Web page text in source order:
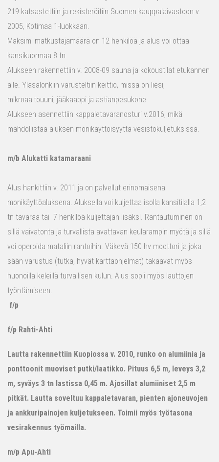
219 katsastettiin ja rekisteröitiin Suomen kauppalaivastoon v.
2005, Kotimaa 1-luokkaan.
Maksimi matkustajamäärä on 12 henkilöä ja alus voi ottaa
kansikuormaa 8 tn.
Alukseen rakennettiin v. 2008-09 sauna ja kokoustilat etukannen
alle. Yläsalonkiin varusteltiin keittiö, missä on liesi,
mikroaaltouuni, jääkaappi ja astianpesukone.
Alukseen asennettiin kappaletavaranosturi v.2016, mikä
mahdollistaa aluksen monikäyttöisyyttä vesistökuljetuksissa.
m/b Alukatti katamaraani
Alus hankittiin v. 2011 ja on palvellut erinomaisena
monikäyttöaluksena. Aluksella voi kuljettaa isolla kansitilalla 1,2
tn tavaraa tai 7 henkilöä kuljettajan lisäksi. Rantautuminen on
sillä vaivatonta ja turvallista avattavan keularampin myötä ja sillä
voi operoida mataliin rantoihin. Väkevä 150 hv moottori ja joka
sään varustus (tutka, hyvät karttaohjelmat) takaavat myös
huonoilla keleillä turvallisen kulun. Alus sopii myös lauttojen
työntämiseen.
f/p
f/p Rahti-Ahti
Lautta rakennettiin Kuopiossa v. 2010, runko on alumiinia ja
ponttoonit muoviset putki/laatikko. Pituus 6,5 m, leveys 3,2
m, syväys 3 tn lastissa 0,45 m. Ajosillat alumiiniset 2,5 m
pitkät. Lautta soveltuu kappaletavaran, pienten ajoneuvojen
ja ankkuripainojen kuljetukseen. Toimii myös työtasona
vesirakennus työmailla.
m/p Apu-Ahti